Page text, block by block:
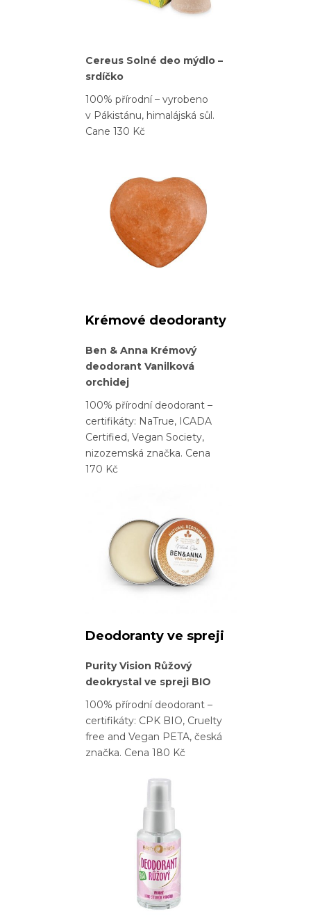
Cereus Solné deo mýdlo –
srdíčko
100% přírodní – vyrobeno
v Pákistánu, himalájská sůl.
Cane 130 Kč
Krémové deodoranty
Ben & Anna Krémový
deodorant Vanilková
orchidej
100% přírodní deodorant –
certifikáty: NaTrue, ICADA
Certified, Vegan Society,
nizozemská značka. Cena
170 Kč
Deodoranty ve spreji
Purity Vision Růžový
deokrystal ve spreji BIO
100% přírodní deodorant –
certifikáty: CPK BIO, Cruelty
free and Vegan PETA, česká
značka. Cena 180 Kč